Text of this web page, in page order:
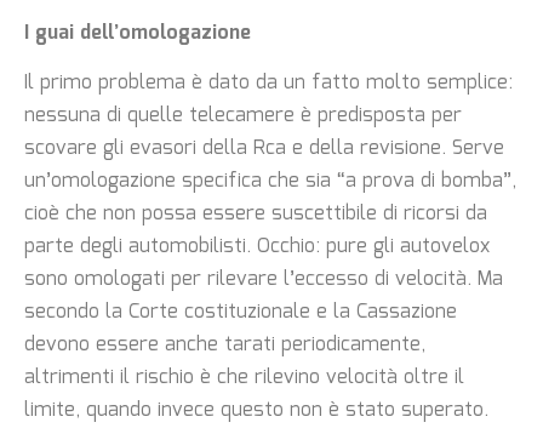
I guai dell’omologazione
Il primo problema è dato da un fatto molto semplice:
nessuna di quelle telecamere è predisposta per
scovare gli evasori della Rca e della revisione. Serve
un’omologazione specifica che sia “a prova di bomba”,
cioè che non possa essere suscettibile di ricorsi da
parte degli automobilisti. Occhio: pure gli autovelox
sono omologati per rilevare l’eccesso di velocità. Ma
secondo la Corte costituzionale e la Cassazione
devono essere anche tarati periodicamente,
altrimenti il rischio è che rilevino velocità oltre il
limite, quando invece questo non è stato superato.